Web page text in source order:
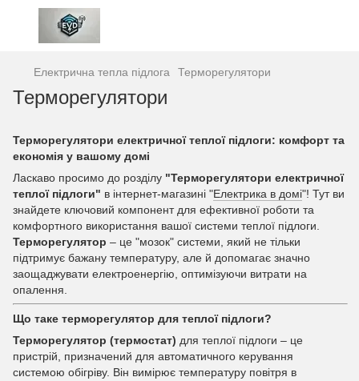
Електрична тепла підлога Терморегулятори
Терморегулятори
Терморегулятори електричної теплої підлоги: комфорт та
економія у вашому домі
Ласкаво просимо до розділу "Терморегулятори електричної
теплої підлоги" в інтернет-магазині "Електрика в домі"! Тут ви
знайдете ключовий компонент для ефективної роботи та
комфортного використання вашої системи теплої підлоги.
Терморегулятор – це "мозок" системи, який не тільки
підтримує бажану температуру, але й допомагає значно
заощаджувати електроенергію, оптимізуючи витрати на
опалення.
Що таке терморегулятор для теплої підлоги?
Терморегулятор (термостат) для теплої підлоги – це
пристрій, призначений для автоматичного керування
системою обігріву. Він вимірює температуру повітря в